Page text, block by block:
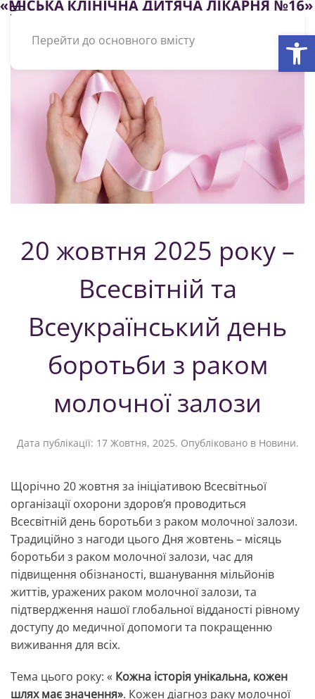
Перейти до основного вмісту
20 жовтня 2025 року –
Всесвітній та
Всеукраїнський день
боротьби з раком
молочної залози
Дата публікації: 17 Жовтня, 2025. Опубліковано в Новини.
Щорічно 20 жовтня за ініціативою Всесвітньої
організації охорони здоров’я проводиться
Всесвітній день боротьби з раком молочної залози.
Традиційно з нагоди цього Дня жовтень – місяць
боротьби з раком молочної залози, час для
підвищення обізнаності, вшанування мільйонів
життів, уражених раком молочної залози, та
підтвердження нашої глобальної відданості рівному
доступу до медичної допомоги та покращенню
виживання для всіх.
Тема цього року: « Кожна історія унікальна, кожен
шлях має значення». Кожен діагноз раку молочної